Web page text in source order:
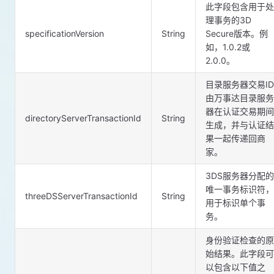
specificationVersion String
此字段包含用于处
理事务的3D
Secure版本。例
如，1.0.2或
2.0.0。
directoryServerTransactionId String
目录服务器交易ID
由万事达目录服务
器在认证交易期间
生成，并与认证结
果一起传递回商
家。
threeDSServerTransactionId String
3DS服务器分配的
唯一事务标识符，
用于标识单个事
务。
身份验证检查的原
始结果。此字段可
以包含以下值之